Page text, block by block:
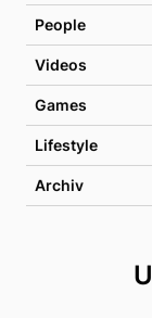
People
Videos
Games
Lifestyle
Archiv